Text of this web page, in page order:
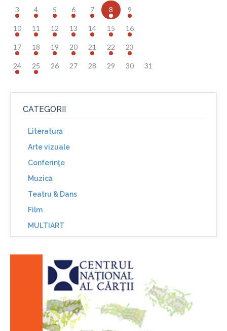
3 4 5 6 7 8 9
10 11 12 13 14 15 16
17 18 19 20 21 22 23
24 25 26 27 28 29 30 31
CATEGORII
Literatură
Arte vizuale
Conferinţe
Muzică
Teatru & Dans
Film
MULTIART